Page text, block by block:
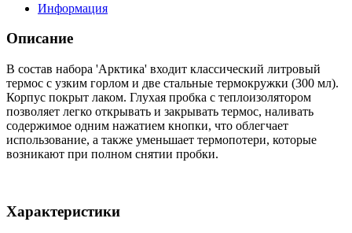
Информация
Описание
В состав набора 'Арктика' входит классический литровый
термос с узким горлом и две стальные термокружки (300 мл).
Корпус покрыт лаком. Глухая пробка с теплоизолятором
позволяет легко открывать и закрывать термос, наливать
содержимое одним нажатием кнопки, что облегчает
использование, а также уменьшает термопотери, которые
возникают при полном снятии пробки.
Характеристики